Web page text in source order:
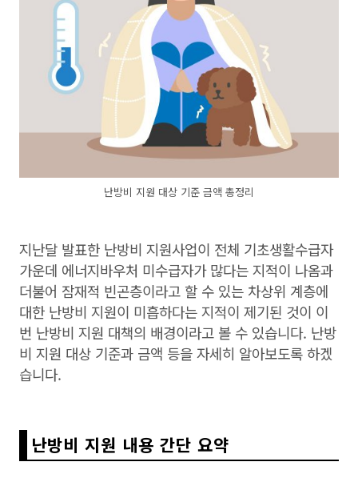
난방비 지원 대상 기준 금액 총정리
지난달 발표한 난방비 지원사업이 전체 기초생활수급자
가운데 에너지바우처 미수급자가 많다는 지적이 나옴과
더불어 잠재적 빈곤층이라고 할 수 있는 차상위 계층에
대한 난방비 지원이 미흡하다는 지적이 제기된 것이 이
번 난방비 지원 대책의 배경이라고 볼 수 있습니다. 난방
비 지원 대상 기준과 금액 등을 자세히 알아보도록 하겠
습니다.
난방비 지원 내용 간단 요약